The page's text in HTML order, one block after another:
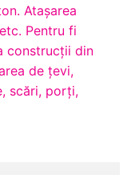
Ataşarea
Pentru fi
construcţii din
de ţevi,
scări, porţi,